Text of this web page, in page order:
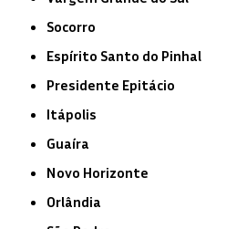
Socorro
Espírito Santo do Pinhal
Presidente Epitácio
Itápolis
Guaíra
Novo Horizonte
Orlândia